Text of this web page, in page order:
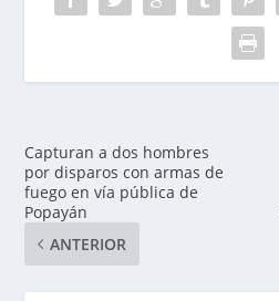
Capturan a dos hombres
por disparos con armas de
fuego en vía pública de
Popayán
ANTERIOR